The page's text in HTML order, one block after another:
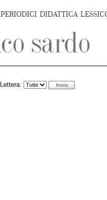
PERIODICI DIDATTICA
Lettera: